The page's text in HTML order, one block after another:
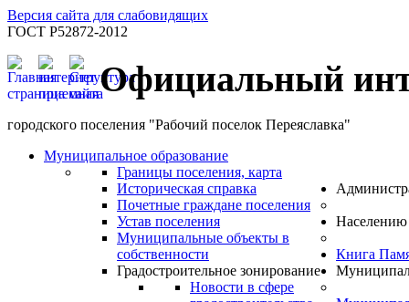
Версия сайта для слабовидящих
ГОСТ Р52872-2012
Официальный
городского поселения "Рабочий поселок Переяславка"
Муниципальное образование
Границы поселения, карта
Историческая справка
Почетные граждане поселения
Устав поселения
Муниципальные объекты в
собственности
Градостроительное зонирование
Новости в сфере
Населению
Книга